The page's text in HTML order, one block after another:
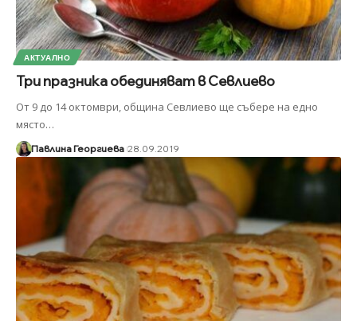
АКТУАЛНО
Три празника обединяват в Севлиево
От 9 до 14 октомври, община Севлиево ще събере на едно
място…
Павлина Георгиева 28.09.2019